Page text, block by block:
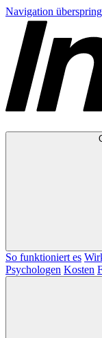
Navigation
So funktioniert es
Psychologen Kosten